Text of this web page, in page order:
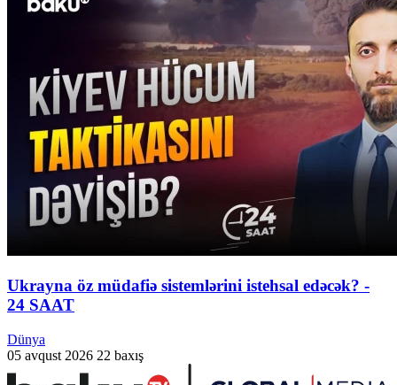
Ukrayna öz müdafiə sistemlərini istehsal edəcək? -
24 SAAT
Dünya
05 avqust 2026 22 baxış